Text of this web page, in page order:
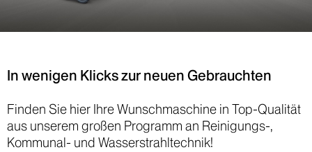
In wenigen Klicks zur neuen Gebrauchten
Finden Sie hier Ihre Wunschmaschine in Top-Qualität
aus unserem großen Programm an Reinigungs-,
Kommunal- und Wasserstrahltechnik!